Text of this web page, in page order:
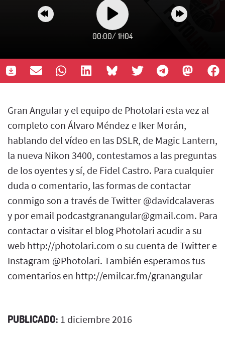
00:00/ 1H04
Gran Angular y el equipo de Photolari esta vez al
completo con Álvaro Méndez e Iker Morán,
hablando del vídeo en las DSLR, de Magic Lantern,
la nueva Nikon 3400, contestamos a las preguntas
de los oyentes y sí, de Fidel Castro. Para cualquier
duda o comentario, las formas de contactar
conmigo son a través de Twitter @davidcalaveras
y por email podcastgranangular@gmail.com. Para
contactar o visitar el blog Photolari acudir a su
web http://photolari.com o su cuenta de Twitter e
Instagram @Photolari. También esperamos tus
comentarios en http://emilcar.fm/granangular
PUBLICADO: 1 diciembre 2016